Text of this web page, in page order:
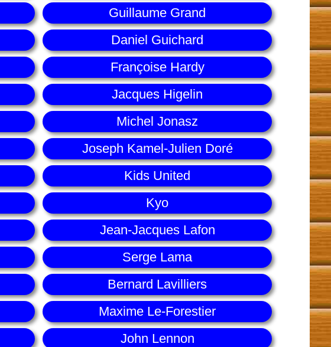
Guillaume Grand
Daniel Guichard
Françoise Hardy
Jacques Higelin
Michel Jonasz
Joseph Kamel-Julien Doré
Kids United
Kyo
Jean-Jacques Lafon
Serge Lama
Bernard Lavilliers
Maxime Le-Forestier
John Lennon